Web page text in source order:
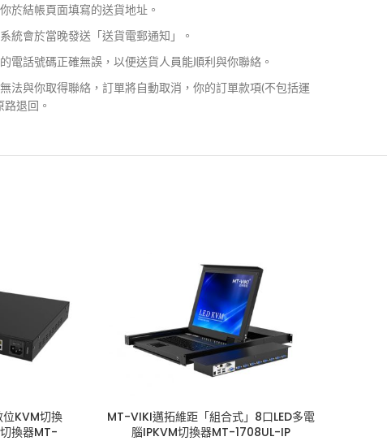
於結帳頁面填寫的送貨地址。
統會於當晚發送「送貨電郵通知」。
電話號碼正確無誤，以便送貨人員能順利與你聯絡。
法與你取得聯絡，訂單將自動取消，你的訂單款項(不包括運
退回。
KVM切換
換器MT-
MT-VIKI邁拓維距「組合式」8口LED多電
腦IPKVM切換器MT-1708UL-IP